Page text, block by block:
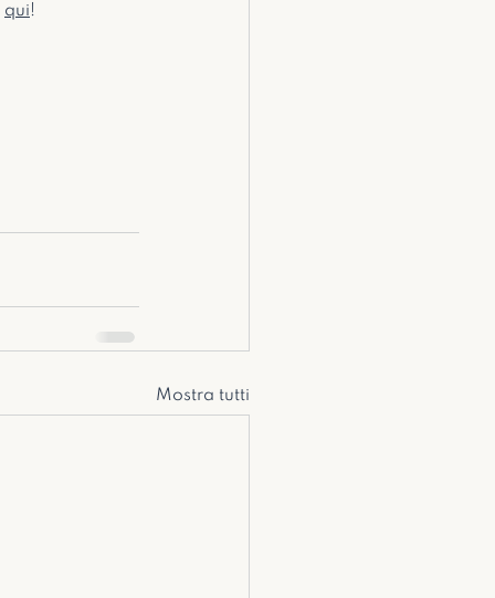
qui!
Mostra tutti